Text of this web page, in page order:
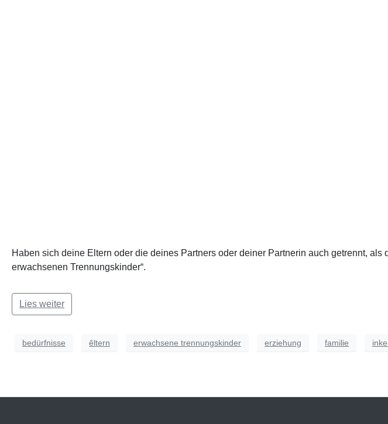
Haben sich deine Eltern oder die deines Partners oder deiner Partnerin auch getrennt,
erwachsenen Trennungskinder“.
Lies weiter
bedürfnisse êltern erwachsene trennungskinder erziehung familie